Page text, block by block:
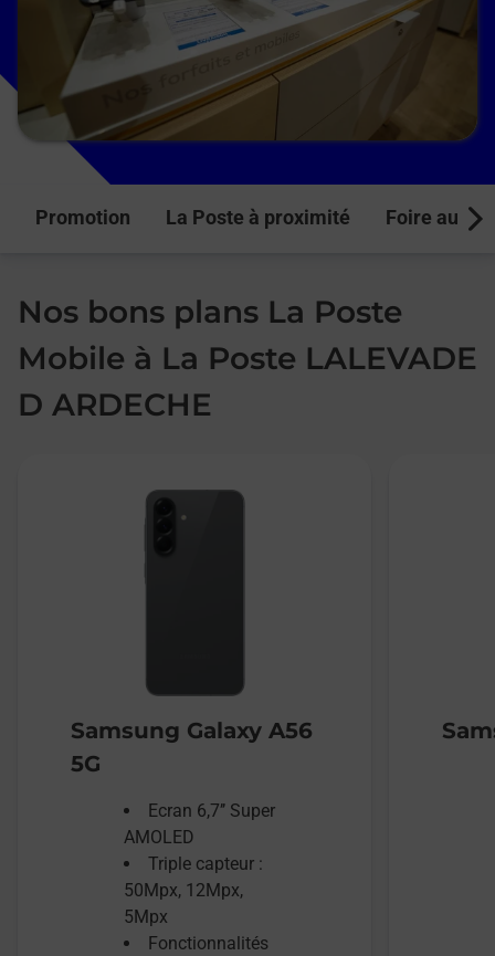
Promotion La Poste à proximité Foire aux
Nos bons plans La Poste
Mobile à La Poste LALEVADE
D ARDECHE
Samsung Galaxy A56
5G
Ecran 6,7’’ Super
AMOLED
Triple capteur :
50Mpx, 12Mpx,
5Mpx
Fonctionnalités